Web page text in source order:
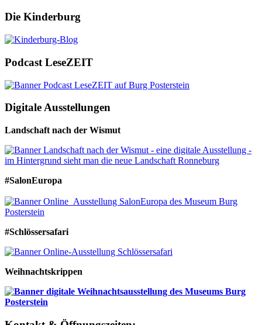
Die Kinderburg
Podcast LeseZEIT
Digitale Ausstellungen
Landschaft nach der Wismut
#SalonEuropa
#Schlössersafari
Weihnachtskrippen